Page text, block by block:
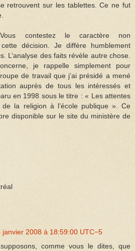
retrouvent sur les tablettes. Ce ne fut
contestez le caractère non
décision. Je diffère humblement
L’analyse des faits révèle autre chose.
je rappelle simplement pour
de travail que j’ai présidé a mené
auprès de tous les intéressés et
en 1998 sous le titre : « Les attentes
de la religion à l’école publique ». Ce
disponible sur le site du ministère de
janvier 2008 à 18:59:00 UTC−5
comme vous le dites, que